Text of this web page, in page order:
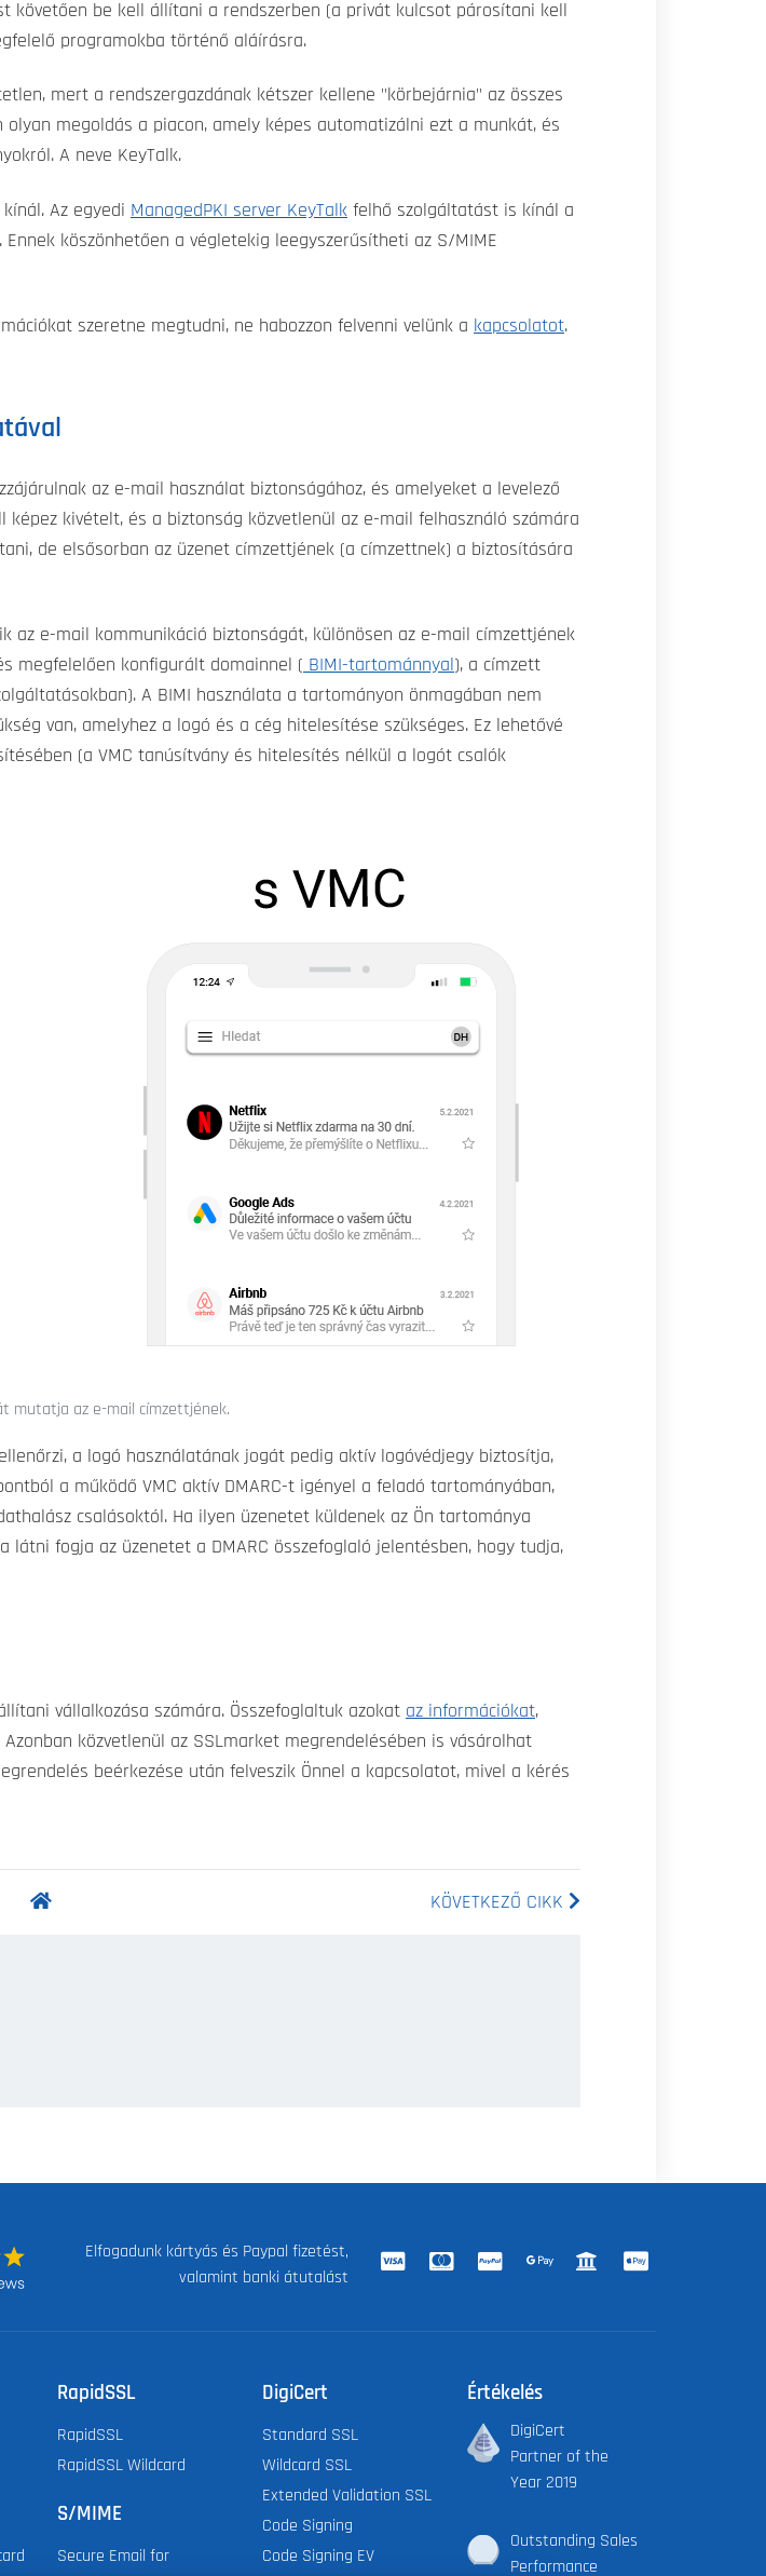
be kell állítani a rendszerben (a privát kulcsot párosítani kell
programokba történő aláírásra.
mert a rendszergazdának kétszer kellene "körbejárnia" az összes
megoldás a piacon, amely képes automatizálni ezt a munkát, és
A neve KeyTalk.
Az egyedi ManagedPKI server KeyTalk felhő szolgáltatást is kínál a
Ennek köszönhetően a végletekig leegyszerűsítheti az S/MIME
szeretne megtudni, ne habozzon felvenni velünk a kapcsolatot.
az e-mail használat biztonságához, és amelyeket a levelező
kivételt, és a biztonság közvetlenül az e-mail felhasználó számára
de elsősorban az üzenet címzettjének (a címzettnek) a biztosítására
az e-mail kommunikáció biztonságát, különösen az e-mail címzettjének
megfelelően konfigurált domainnel ( BIMI-tartománnyal ), a címzett
A BIMI használata a tartományon önmagában nem
van, amelyhez a logó és a cég hitelesítése szükséges. Ez lehetővé
(a VMC tanúsítvány és hitelesítés nélkül a logót csalók
mutatja az e-mail címzettjének.
a logó használatának jogát pedig aktív logóvédjegy biztosítja,
a működő VMC aktív DMARC-t igényel a feladó tartományában,
csalásoktól. Ha ilyen üzenetet küldenek az Ön tartománya
fogja az üzenetet a DMARC összefoglaló jelentésben, hogy tudja,
vállalkozása számára. Összefoglaltuk azokat az információkat,
közvetlenül az SSLmarket megrendelésében is vásárolhat
beérkezése után felveszik Önnel a kapcsolatot, mivel a kérés
KÖVETKEZŐ CIKK
Elfogadunk kártyás és Paypal fizetést,
valamint banki átutalást
RapidSSL
RapidSSL
RapidSSL Wildcard
S/MIME
Secure Email for
DigiCert
Standard SSL
Wildcard SSL
Extended Validation SSL
Code Signing
Code Signing EV
Értékelés
DigiCert
Partner of the
Year 2019
Outstanding Sales
Performance